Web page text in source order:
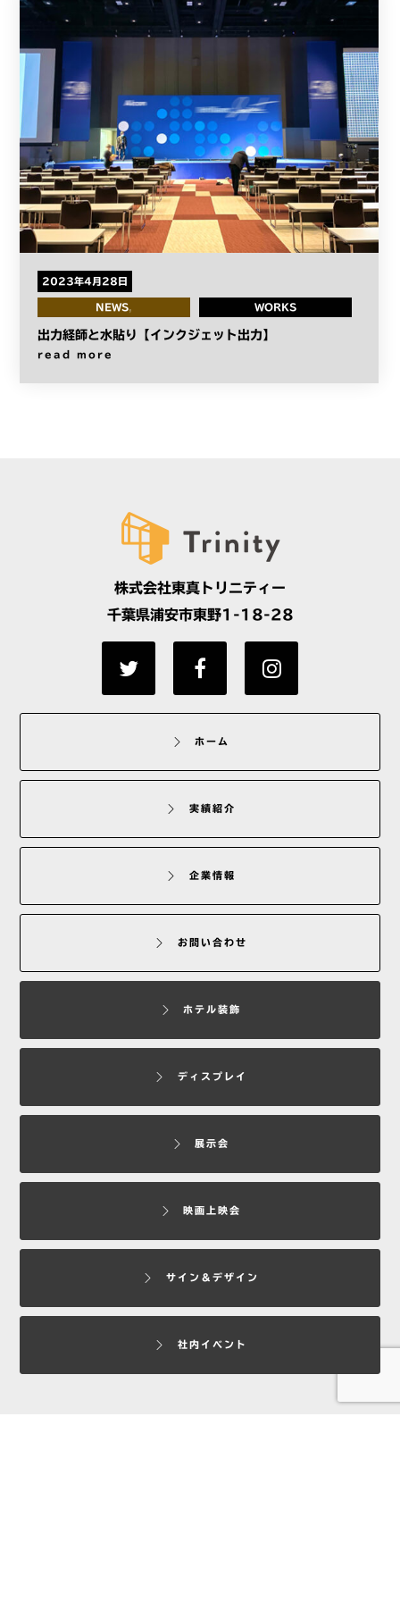
2023年4月28日
NEWS WORKS
出力経師と水貼り【インクジェット出力】
read more
株式会社東真トリニティー
千葉県浦安市東野1-18-28
ホーム
実績紹介
企業情報
お問い合わせ
ホテル装飾
ディスプレイ
展示会
映画上映会
サイン＆デザイン
社内イベント